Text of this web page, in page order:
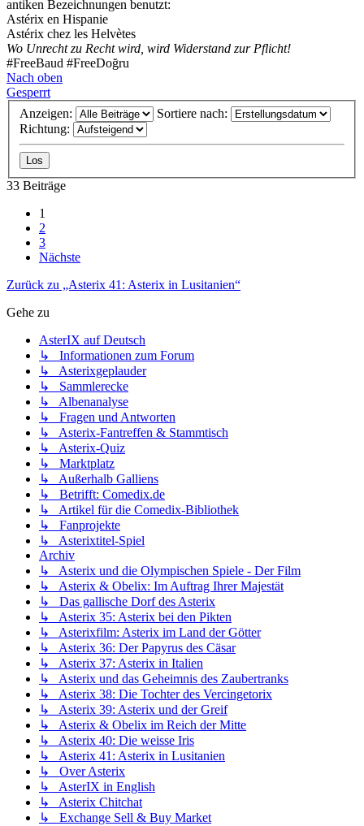
antiken Bezeichnungen benutzt:
Astérix en Hispanie
Astérix chez les Helvètes
Wo Unrecht zu Recht wird, wird Widerstand zur Pflicht!
#FreeBaud #FreeDoğru
Nach oben
Gesperrt
Anzeigen:
Sortiere nach:
Richtung:
33 Beiträge
1
2
3
Nächste
Zurück zu „Asterix 41: Asterix in Lusitanien“
Gehe zu
AsterIX auf Deutsch
↳ Informationen zum Forum
↳ Asterixgeplauder
↳ Sammlerecke
↳ Albenanalyse
↳ Fragen und Antworten
↳ Asterix-Fantreffen & Stammtisch
↳ Asterix-Quiz
↳ Marktplatz
↳ Außerhalb Galliens
↳ Betrifft: Comedix.de
↳ Artikel für die Comedix-Bibliothek
↳ Fanprojekte
↳ Asterixtitel-Spiel
Archiv
↳ Asterix und die Olympischen Spiele - Der Film
↳ Asterix & Obelix: Im Auftrag Ihrer Majestät
↳ Das gallische Dorf des Asterix
↳ Asterix 35: Asterix bei den Pikten
↳ Asterixfilm: Asterix im Land der Götter
↳ Asterix 36: Der Papyrus des Cäsar
↳ Asterix 37: Asterix in Italien
↳ Asterix und das Geheimnis des Zaubertranks
↳ Asterix 38: Die Tochter des Vercingetorix
↳ Asterix 39: Asterix und der Greif
↳ Asterix & Obelix im Reich der Mitte
↳ Asterix 40: Die weisse Iris
↳ Asterix 41: Asterix in Lusitanien
↳ Over Asterix
↳ AsterIX in English
↳ Asterix Chitchat
↳ Exchange Sell & Buy Market